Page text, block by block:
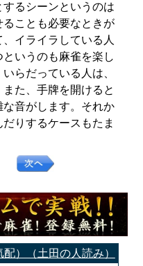
るシーンというのは
ことも必要なときが
イライラしている人
いうのも麻雀を楽し
らだっている人は、
た、手牌を開けると
音がします。それか
りするケースもたま
）（土田の人読み）